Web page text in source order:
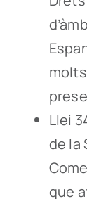
Llei
de la
que